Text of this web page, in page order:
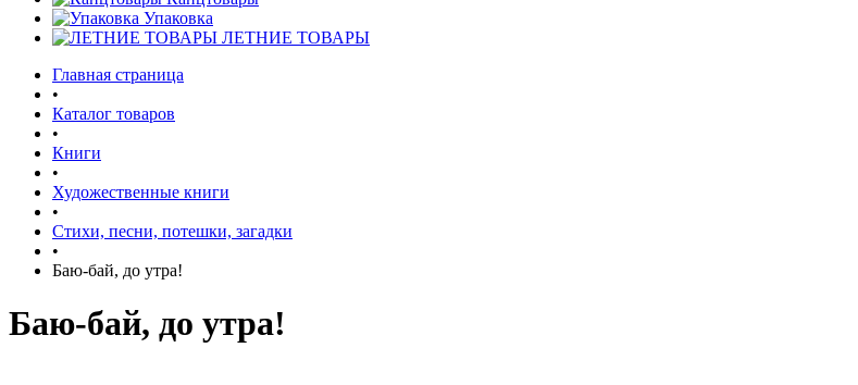
Упаковка
ЛЕТНИЕ ТОВАРЫ
Главная страница
•
Каталог товаров
•
Книги
•
Художественные книги
•
Стихи, песни, потешки, загадки
•
Баю-бай, до утра!
Баю-бай, до утра!